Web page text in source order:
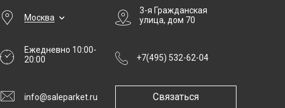
Москва
3-я Гражданская
улица, дом 70
Ежедневно 10:00-
20:00
+7(495) 532-62-04
info@saleparket.ru Связаться